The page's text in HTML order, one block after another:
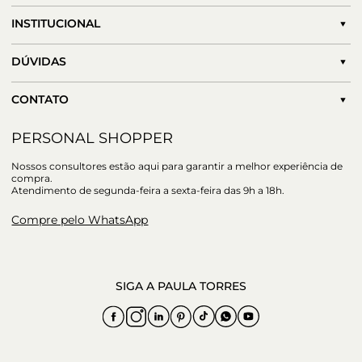
INSTITUCIONAL
DÚVIDAS
CONTATO
PERSONAL SHOPPER
Nossos consultores estão aqui para garantir a melhor experiência de
compra.
Atendimento de segunda-feira a sexta-feira das 9h a 18h.
Compre pelo WhatsApp